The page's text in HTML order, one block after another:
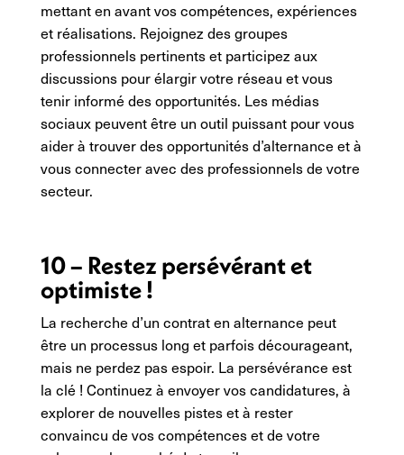
mettant en avant vos compétences, expériences
et réalisations. Rejoignez des groupes
professionnels pertinents et participez aux
discussions pour élargir votre réseau et vous
tenir informé des opportunités. Les médias
sociaux peuvent être un outil puissant pour vous
aider à trouver des opportunités d’alternance et à
vous connecter avec des professionnels de votre
secteur.
10 – Restez persévérant et
optimiste !
La recherche d’un contrat en alternance peut
être un processus long et parfois décourageant,
mais ne perdez pas espoir. La persévérance est
la clé ! Continuez à envoyer vos candidatures, à
explorer de nouvelles pistes et à rester
convaincu de vos compétences et de votre